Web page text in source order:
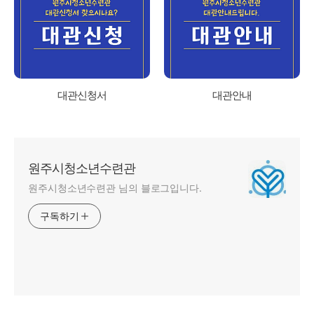
대관신청서 대관안내
원주시청소년수련관
원주시청소년수련관 님의 블로그입니다.
구독하기